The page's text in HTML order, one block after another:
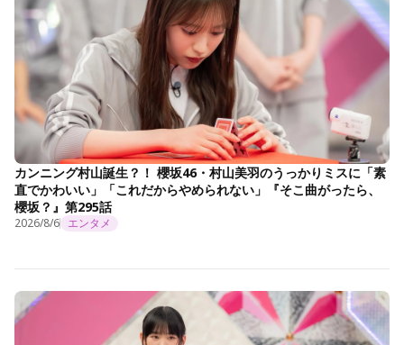
カンニング村山誕生？！ 櫻坂46・村山美羽のうっかりミスに「素
直でかわいい」「これだからやめられない」『そこ曲がったら、
櫻坂？』第295話
2026/8/6 エンタメ